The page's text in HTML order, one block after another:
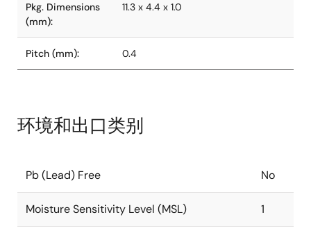
Pkg. Dimensions
(mm):
11.3 x 4.4 x 1.0
Pitch (mm): 0.4
环境和出口类别
Pb (Lead) Free No
Moisture Sensitivity Level (MSL) 1